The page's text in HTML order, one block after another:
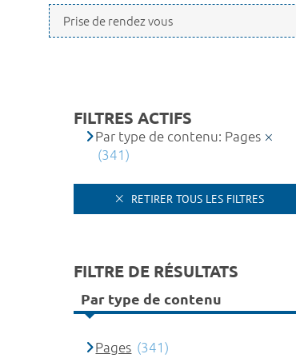
FILTRES ACTIFS
Par type de contenu: Pages
(341)
RETIRER TOUS LES FILTRES
FILTRE DE RÉSULTATS
Par type de contenu
Pages (341)